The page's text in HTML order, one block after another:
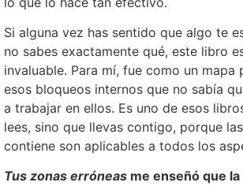
Si alguna vez has sentido que algo te
no sabes exactamente qué, este libro
invaluable. Para mí, fue como un mapa
esos bloqueos internos que no sabía
a trabajar en ellos. Es uno de esos
lees, sino que llevas contigo, porque
contiene son aplicables a todos los
Tus zonas erróneas me enseñó que